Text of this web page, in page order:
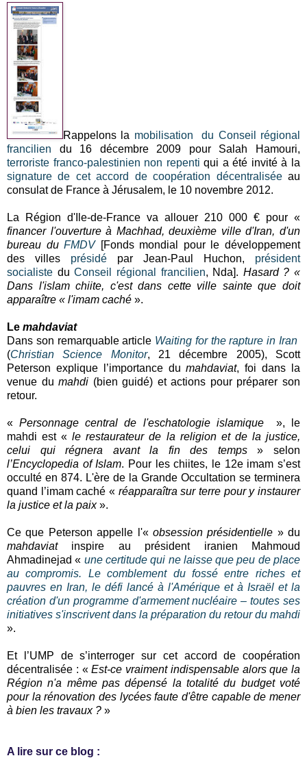
Rappelons la mobilisation du Conseil régional
francilien du 16 décembre 2009 pour Salah Hamouri,
terroriste franco-palestinien non repenti qui a été invité à la
signature de cet accord de coopération décentraliséeau
consulat de France à Jérusalem, le 10 novembre 2012.
La Région d'Ile-de-France va allouer 210 000 € pour «
financer l'ouverture à Machhad, deuxième ville d'Iran, d'un
bureau duFMDV[Fonds mondial pour le développement
des villes présidé par Jean-Paul Huchon, président
socialiste duConseil régional francilien, Nda]. Hasard ? «
Dans l'islam chiite, c'est dans cette ville sainte que doit
apparaître « l'imam caché ».
Le mahdaviat
Dans son remarquable article Waiting for the rapture in Iran
(Christian Science Monitor, 21 décembre 2005), Scott
Peterson explique l’importance dumahdaviat, foi dans la
venue dumahdi (bien guidé) et actions pour préparer son
retour.
«Personnage central de l'eschatologie islamique», le
mahdi est «le restaurateur de la religion et de la justice,
celui qui régnera avant la fin des temps» selon
l’Encyclopedia of Islam. Pour les chiites, le 12e imam s’est
occulté en 874. L'ère de la Grande Occultation se terminera
quand l’imam caché « réapparaîtra sur terre pour y instaurer
la justice et la paix».
Ce que Peterson appelle l'« obsession présidentielle » du
mahdaviatinspire au président iranien Mahmoud
Ahmadinejad « une certitude qui ne laisse que peu de place
au compromis. Le comblement du fossé entre riches et
pauvres en Iran, le défi lancé à l'Amérique et à Israël et la
création d'un programme d'armement nucléaire – toutes ses
initiatives s'inscrivent dans la préparation du retour du mahdi
».
Et l’UMP de s’interroger sur cet accord de coopération
décentralisée : «Est-ce vraiment indispensable alors que la
Région n'a même pas dépensé la totalité du budget voté
pour la rénovation des lycées faute d'être capable de mener
à bien les travaux ? »
A lire sur ce blog :